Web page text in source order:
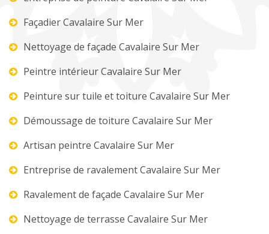
Façadier Cavalaire Sur Mer
Nettoyage de façade Cavalaire Sur Mer
Peintre intérieur Cavalaire Sur Mer
Peinture sur tuile et toiture Cavalaire Sur Mer
Démoussage de toiture Cavalaire Sur Mer
Artisan peintre Cavalaire Sur Mer
Entreprise de ravalement Cavalaire Sur Mer
Ravalement de façade Cavalaire Sur Mer
Nettoyage de terrasse Cavalaire Sur Mer